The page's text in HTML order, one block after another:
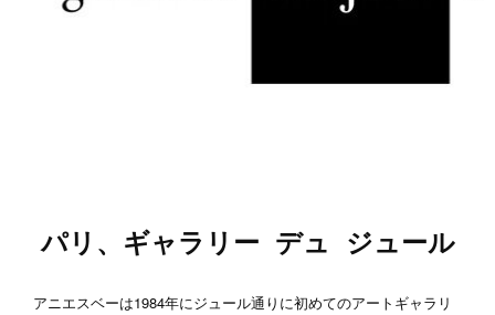
パリ、ギャラリー デュ ジュール
アニエスベーは1984年にジュール通りに初めてのアートギャラリ